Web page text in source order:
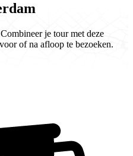
je tour met deze
of na afloop te bezoeken.